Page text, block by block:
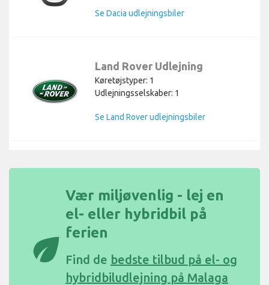
Se Dacia udlejningsbiler
Land Rover Udlejning
Køretøjstyper: 1
Udlejningsselskaber: 1
Se Land Rover udlejningsbiler
eco
Vær miljøvenlig - lej en
el- eller hybridbil på
ferien
Find de bedste tilbud på el- og
hybridbiludlejning på Malaga